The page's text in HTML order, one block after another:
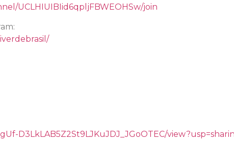
UCLHIUIBIid6qpljFBWEOHSw/join
D3LkLAB5Z2St9LJKuJDJ_JGoOTEC/